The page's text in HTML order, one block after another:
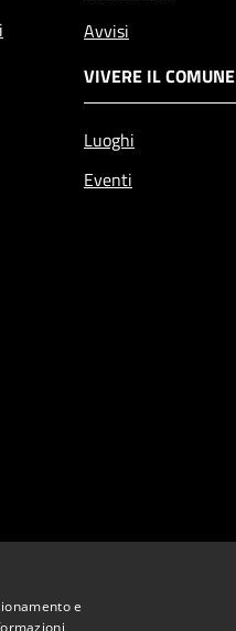
Avvisi
VIVERE IL COMUNE
Luoghi
Eventi
e